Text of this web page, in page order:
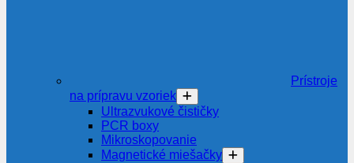
Prístroje
na prípravu vzoriek
Ultrazvukové čističky
PCR boxy
Mikroskopovanie
Magnetické miešačky